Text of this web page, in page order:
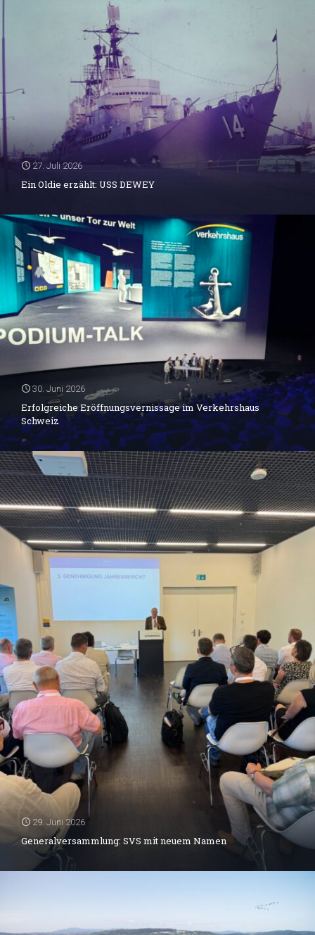
27. Juli 2026
Ein Oldie erzählt: USS DEWEY
30. Juni 2026
Erfolgreiche Eröffnungsvernissage im Verkehrshaus
Schweiz
29. Juni 2026
Generalversammlung: SVS mit neuem Namen